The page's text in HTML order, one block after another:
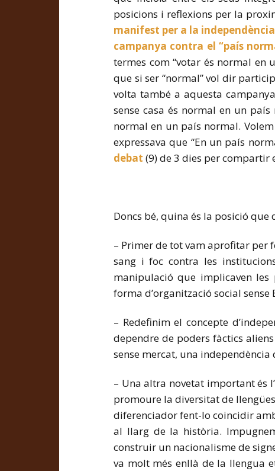
posicions i reflexions per la
manifest per a la
campanya contra el “país
termes com “votar és normal en
que si ser “normal” vol dir
volta també a aquesta
sense casa és normal en un
normal en un país normal.
expressava que “En un país
debat (9) de 3 dies per compartir
Doncs bé, quina és la posició
– Primer de tot vam aprofitar per
sang i foc contra les
manipulació que implicaven
forma d’organització social sense
– Redefinim el concepte
dependre de poders fàctics
sense mercat, una
– Una altra novetat important és
promoure la diversitat de
diferenciador fent-lo coincidir
al llarg de la història.
construir un nacionalisme de
va molt més enllà de la llengua